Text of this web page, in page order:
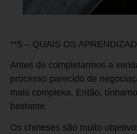
**5 – QUAIS OS
Antes de completarmos a
processo parecido de
mais complexa. Então,
bastante.
Os chineses são muito